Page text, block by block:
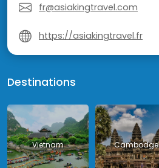
fr@asiakingtravel.com
https://asiakingtravel.fr
Destinations
Vietnam Cambodge